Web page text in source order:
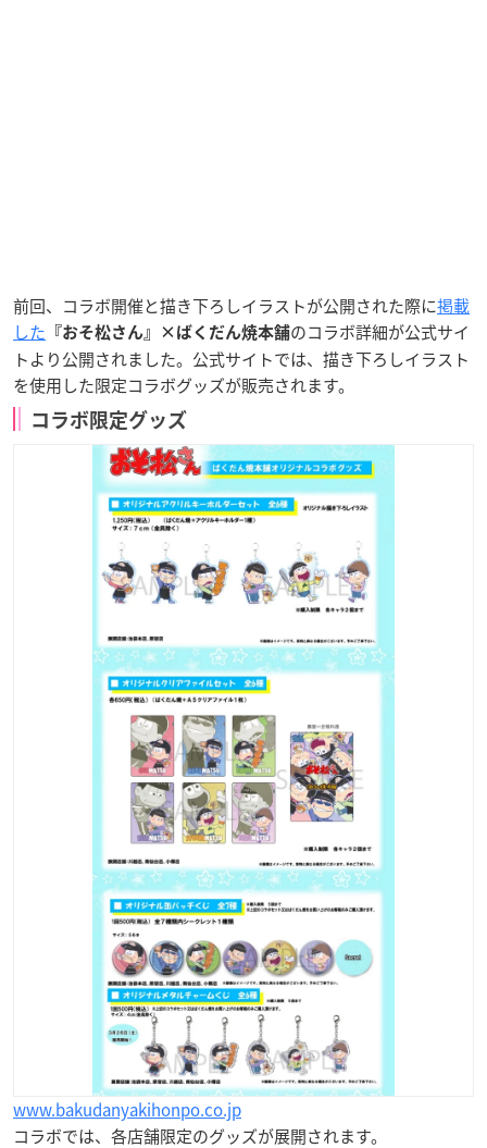
前回、コラボ開催と描き下ろしイラストが公開された際に掲載
した 『おそ松さん』×ばくだん焼本舗のコラボ詳細が公式サイ
トより公開されました。公式サイトでは、描き下ろしイラスト
を使用した限定コラボグッズが販売されます。
コラボ限定グッズ
www.bakudanyakihonpo.co.jp
コラボでは、各店舗限定のグッズが展開されます。